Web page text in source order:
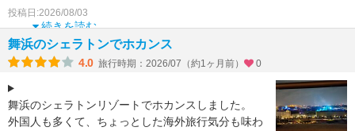
難点は風呂が洗い場が無いところてすが、
案外大丈夫でした
続きを読む
投稿日:2026/08/03
舞浜のシェラトンでホカンス
4.0 旅行時期：2026/07（約1ヶ月前） 0
舞浜のシェラトンリゾートでホカンスしました。
外国人も多くて、ちょっとした海外旅行気分も味わ